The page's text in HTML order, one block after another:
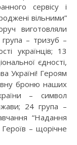
сервісу і
вільними”
виготовляли
група – тризуб –
українців; 13
єдності,
Україні! Героям
броню наших
– символ
24 група –
“Надання
– щорічне